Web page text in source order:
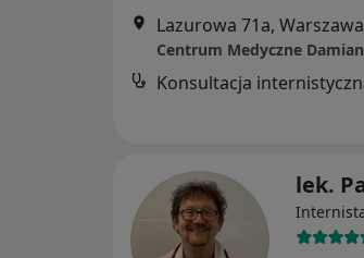
Lazurowa 71a, Warszawa
Centrum Medyczne
Konsultacja
lek.